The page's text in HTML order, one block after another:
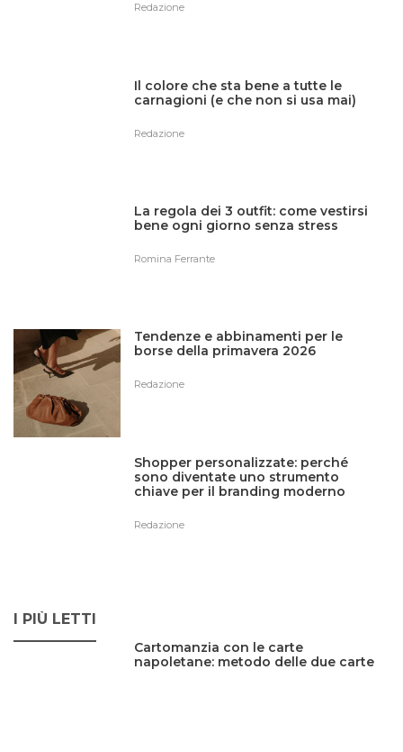
Redazione
Il colore che sta bene a tutte le
carnagioni (e che non si usa mai)
Redazione
La regola dei 3 outfit: come vestirsi
bene ogni giorno senza stress
Romina Ferrante
Tendenze e abbinamenti per le
borse della primavera 2026
Redazione
Shopper personalizzate: perché
sono diventate uno strumento
chiave per il branding moderno
Redazione
I PIÙ LETTI
Cartomanzia con le carte
napoletane: metodo delle due carte